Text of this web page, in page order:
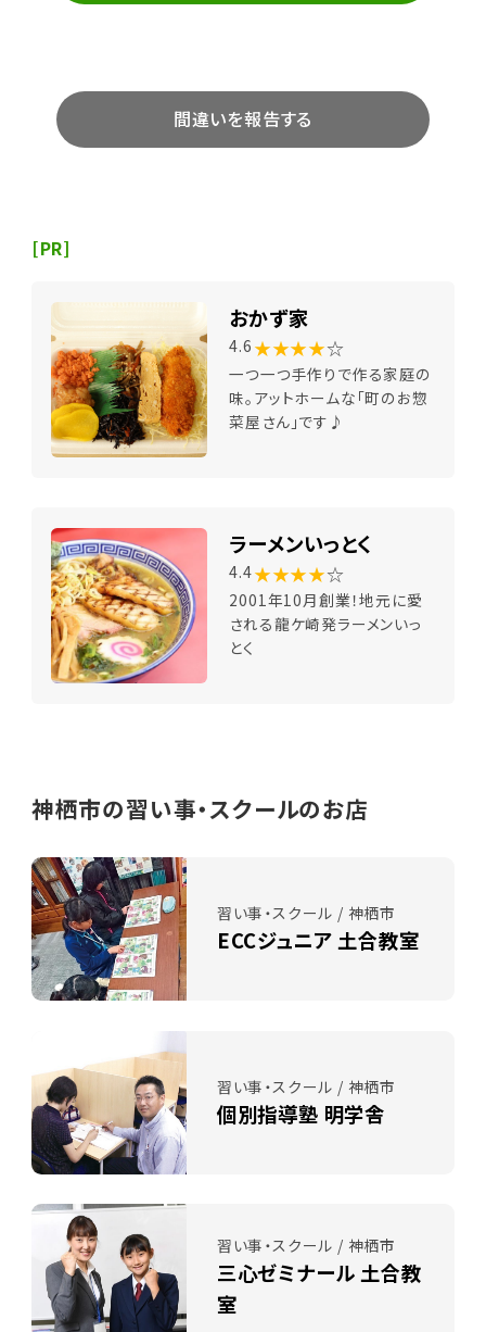
間違いを報告する
[PR]
おかず家
4.6 ★★★★☆
一つ一つ手作りで作る家庭の
味。アットホームな「町のお惣
菜屋さん」です♪
ラーメンいっとく
4.4★★★★☆
2001年10月創業！地元に愛
される龍ケ崎発ラーメンいっ
とく
神栖市の習い事・スクールのお店
習い事・スクール / 神栖市
ECCジュニア 土合教室
習い事・スクール / 神栖市
個別指導塾 明学舎
習い事・スクール / 神栖市
三心ゼミナール 土合教
室